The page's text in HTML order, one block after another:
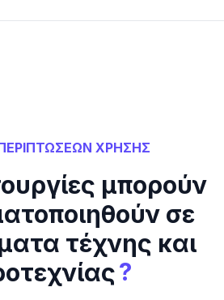
ΠΕΡΙΠΤΩΣΕΩΝ ΧΡΗΣΗΣ
μπορούν
σε
τέχνης και
?